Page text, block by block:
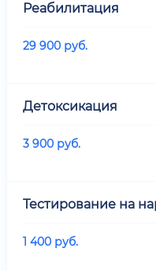
Реабилитация
29 900 руб.
Детоксикация
3 900 руб.
Тестирование на
1 400 руб.